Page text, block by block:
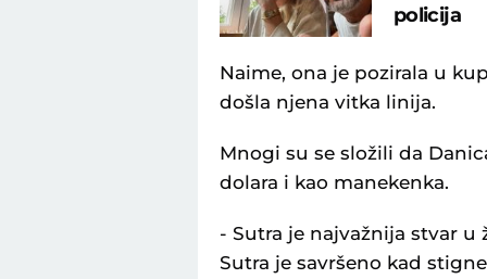
policija
Naime, ona je pozirala u
došla njena vitka linija.
Mnogi su se složili da
dolara i kao manekenka.
- Sutra je najvažnija stvar u
Sutra je savršeno kad